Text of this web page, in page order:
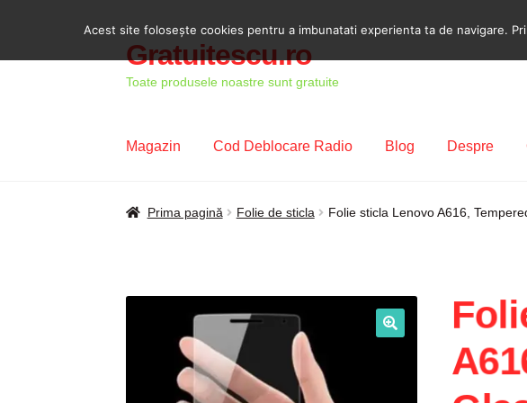
Sari
navigare
Sari
conținut
Gratuitescu.ro
Toate produsele noastre sunt gratuite
Magazin Cod Deblocare Radio Blog Despre
Prima pagină Blog Cod Deblocare Radio, Decodare Casetofon
Prima pagină Folie de sticla Folie sticla Lenovo A616,
Acest site foloseşte cookies pentru a imbunatati experienta ta de navigare.